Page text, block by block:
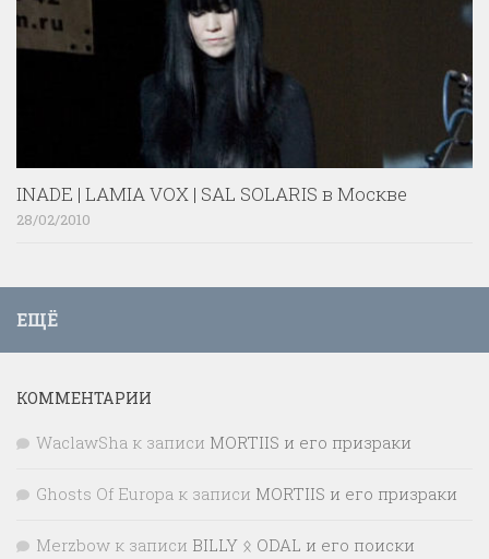
INADE | LAMIA VOX | SAL SOLARIS в Москве
28/02/2010
ЕЩЁ
КОММЕНТАРИИ
WaclawSha к записи MORTIIS и его призраки
Ghosts Of Europa к записи MORTIIS и его призраки
Merzbow к записи BILLY ᛟ ODAL и его поиски